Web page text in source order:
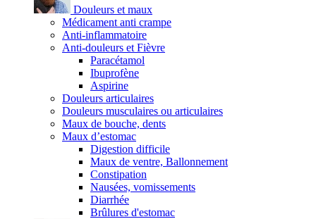
Douleurs et maux
Médicament anti crampe
Anti-inflammatoire
Anti-douleurs et Fièvre
Paracétamol
Ibuprofène
Aspirine
Douleurs articulaires
Douleurs musculaires ou articulaires
Maux de bouche, dents
Maux d’estomac
Digestion difficile
Maux de ventre, Ballonnement
Constipation
Nausées, vomissements
Diarrhée
Brûlures d'estomac